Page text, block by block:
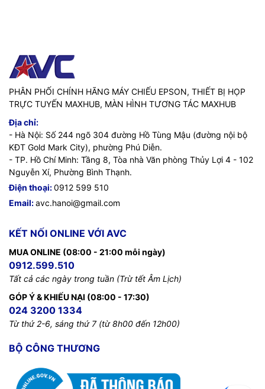
PHÂN PHỐI CHÍNH HÃNG MÁY CHIẾU EPSON, THIẾT BỊ HỌP
TRỰC TUYẾN MAXHUB, MÀN HÌNH TƯƠNG TÁC MAXHUB
Địa chỉ:
- Hà Nội: Số 244 ngõ 304 đường Hồ Tùng Mậu (đường nội bộ
KĐT Gold Mark City), phường Phú Diễn.
- TP. Hồ Chí Minh: Tầng 8, Tòa nhà Văn phòng Thủy Lợi 4 - 102
Nguyễn Xí, Phường Bình Thạnh.
Điện thoại:0912 599 510
Email:avc.hanoi@gmail.com
KẾT NỐI ONLINE VỚI AVC
MUA ONLINE (08:00 - 21:00 mỗi ngày)
0912.599.510
Tất cả các ngày trong tuần (Trừ tết Âm Lịch)
GÓP Ý & KHIẾU NẠI (08:00 - 17:30)
024 3200 1334
Từ thứ 2-6, sáng thứ 7 (từ 8h00 đến 12h00)
BỘ CÔNG THƯƠNG